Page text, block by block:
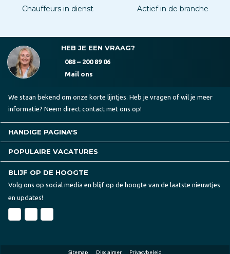
Chauffeurs in dienst Actief in de branche
HEB JE EEN VRAAG?
088 – 200 89 06
Mail ons
We staan bekend om onze korte lijntjes. Heb je vragen of wil je meer
informatie? Neem direct contact met ons op!
HANDIGE PAGINA'S
POPULAIRE VACATURES
BLIJF OP DE HOOGTE
Volg ons op social media en blijf op de hoogte van de laatste nieuwtjes
en updates!
Sitemap Disclaimer Privacybeleid